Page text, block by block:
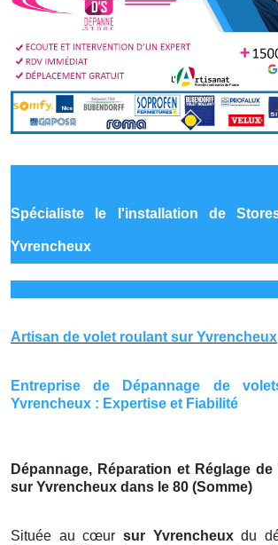
Spécialiste le l'installation de
Yvrencheux
Artisan de volet roulant sur Yvrencheux
Entreprise de Dépannage de
Yvrencheux : Expertise et Fiabilité
Dépannage, Réparation et Réglage
sur Yvrencheux dans le 80 (Somme)
Située au cœur sur Yvrencheuxdu